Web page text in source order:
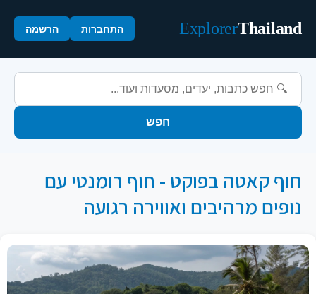
Thailand
Explorer התחברות הרשמה
חפש
חוף קאטה בפוקט - חוף רומנטי עם
נופים מרהיבים ואווירה רגועה